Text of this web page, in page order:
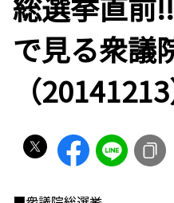
で見る衆議
（20141213